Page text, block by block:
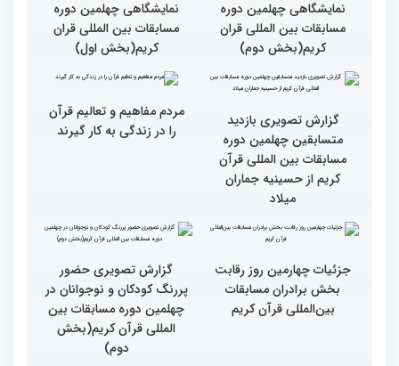
مهمانان در غرفه های
نمایشگاهی چهلمین دوره
مسابقات بین المللی قران
مهمانان در غرفه های
نمایشگاهی چهلمین دوره
مسابقات بین المللی قران
گزارش تصویری بازدید
متسابقین چهلمین دوره
مسابقات بین المللی قرآن
کریم از حسینیه جماران
مردم مفاهیم و تعالیم قرآن
جزئیات چهارمین روز رقابت
بخش برادران مسابقات
گزارش تصویری حضور
پررنگ کودکان و نوجوانان در
چهلمین دوره مسابقات بین
المللی قرآن کریم(بخش